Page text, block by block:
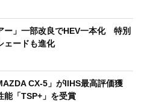
ー」一部改良でHEV一本化 特別
ェードも進化
CX-5」がIIHS最高評価獲
「TSP+」を受賞